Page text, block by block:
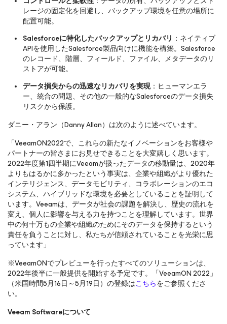
レージの固定化を回避し、バックアップ環境を任意の場所に
配置可能。
Salesforceに特化したバックアップとリカバリ ：ネイティブ
APIを使用したSalesforce製品向けに機能を構築。Salesforce
のレコード、階層、フィールド、ファイル、メタデータのリ
ストアが可能。
データ損失からの迅速なリカバリを実現：ヒューマンエラ
ー、統合の問題、その他の一般的なSalesforceのデータ損失
リスクから保護。
ダニー・アラン（Danny Allan）は次のように述べています。
「VeeamON2022で、これらの新たなイノベーションをお客様や
パートナーの皆さまにお見せできることを大変嬉しく思います。
2022年度第1四半期にVeeamが扱ったデータの移動量は、2020年
よりもはるかに多かったという事実は、企業や組織がより優れた
インテリジェンス、データモビリティ、コラボレーションのエコ
システム、ハイブリッドな環境を必要としていることを証明して
います。Veeamは、データが社会の課題を解決し、歴史の流れを
変え、個人に影響を与える力を持つことを理解しています。世界
中の何十万もの企業や組織のためにそのデータを保持するという
責任を負うことに対し、私たちが信頼されていることを光栄に思
っています」
※VeeamONでプレビューを行ったすべてのソリューションは、
2022年後半に一般提供を開始する予定です。「VeeamON 2022」
（米国時間5月16日～5月19日）の登録はこちらをご参照くださ
い。
Veeam Softwareについて